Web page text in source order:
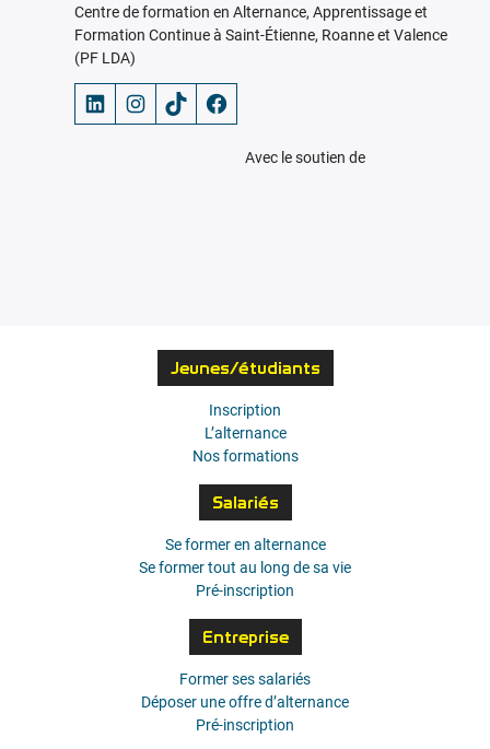
Centre de formation en Alternance, Apprentissage et
Formation Continue à Saint-Étienne, Roanne et Valence
(PF LDA)
LinkedIn Instagram TikTok Facebook
Avec le soutien de
Jeunes/étudiants
Inscription
L’alternance
Nos formations
Salariés
Se former en alternance
Se former tout au long de sa vie
Pré-inscription
Entreprise
Former ses salariés
Déposer une offre d’alternance
Pré-inscription